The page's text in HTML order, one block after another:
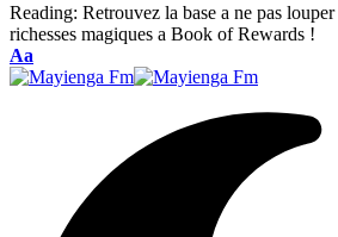
Reading: Retrouvez la base a ne pas
richesses magiques a Book of Rewards !
Font
Resizer
Aa